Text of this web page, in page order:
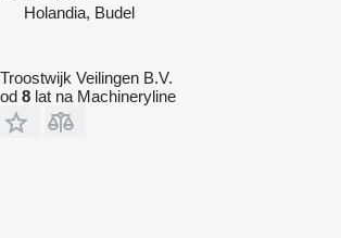
Holandia, Budel
Troostwijk Veilingen B.V.
od 8 lat na Machineryline